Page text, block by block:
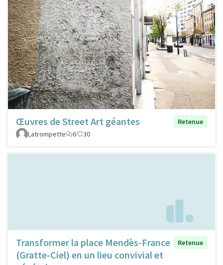
Œuvres de Street Art géantes
Retenue
Latrompette
6 30
Transformer la place Mendès-France
(Gratte-Ciel) en un lieu convivial et
Retenue